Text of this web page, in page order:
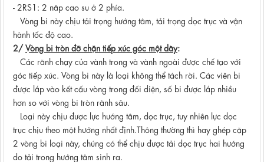
- 2RS1: 2 năp cao su ở 2 phía.
Vòng bi này chịu tải trọng hướng tâm, tải trọng dọc trục và vận
hành tốc độ cao.
2/Vòng bi tròn đỡ chặn tiếp xúc góc một dãy:
Các rãnh chạy của vành trong và vành ngoài được chế tạo với
góc tiếp xúc. Vòng bi này là loại không thể tách rời. Các viên bi
được lắp vào kết cấu vòng trong đối diện, số bi được lắp nhiều
hơn so với vòng bi tròn rãnh sâu.
Loại này chịu được lực hướng tâm, dọc trục, tuy nhiên lực dọc
trục chịu theo một hướng nhất định.Thông thường thì hay ghép cặp
2 vòng bi loại này, chúng có thể chịu được tải dọc trục hai hướng
do tải trong hướng tâm sinh ra.